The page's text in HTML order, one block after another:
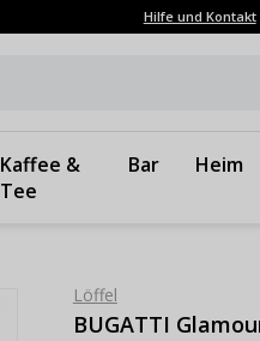
Hilfe und Kontakt
Kaffee &
Tee
Bar Heim
Löffel
BUGATTI